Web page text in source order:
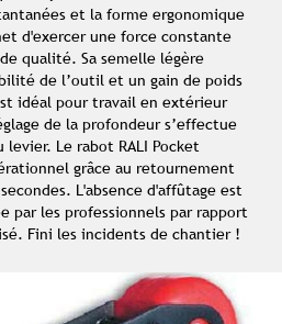
et la forme ergonomique
d'exercer une force constante
qualité. Sa semelle légère
de l’outil et un gain de poids
idéal pour travail en extérieur
de la profondeur s’effectue
levier. Le rabot RALI Pocket
grâce au retournement
L'absence d'affûtage est
par les professionnels par rapport
Fini les incidents de chantier !